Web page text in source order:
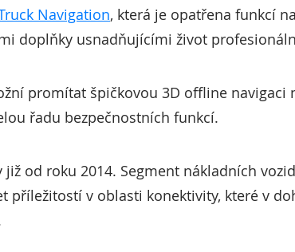
Navigation, která je opatřena funkcí
doplňky usnadňujícími život
promítat špičkovou 3D offline
řadu bezpečnostních funkcí.
od roku 2014. Segment nákladních
příležitostí v oblasti konektivity, které v